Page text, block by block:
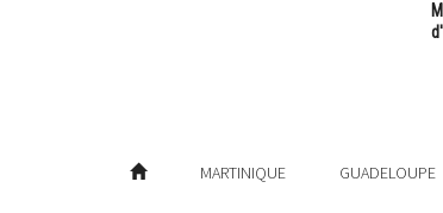
MARTINIQUE GUADELOUPE